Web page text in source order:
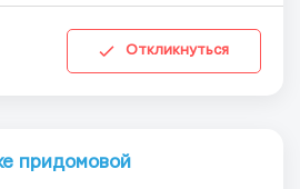
Откликнуться
придомовой